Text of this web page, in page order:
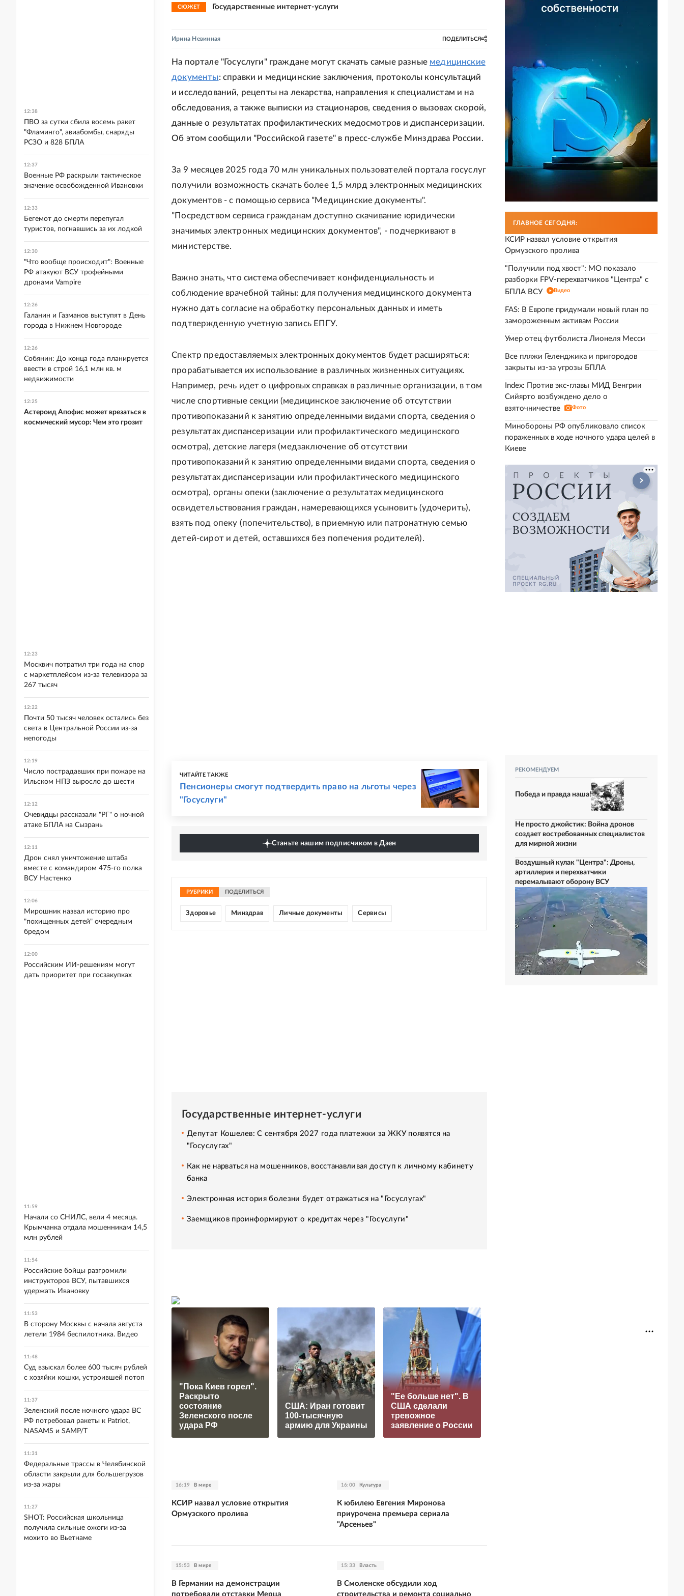
СЮЖЕТ Государственные интернет-услуги
Ирина Невинная ПОДЕЛИТЬСЯ
На портале "Госуслуги" граждане могут скачать самые разные медицинские
документы: справки и медицинские заключения, протоколы консультаций
и исследований, рецепты на лекарства, направления к специалистам и на
обследования, а также выписки из стационаров, сведения о вызовах скорой,
данные о результатах профилактических медосмотров и диспансеризации.
Об этом сообщили "Российской газете" в пресс-службе Минздрава России.
За 9 месяцев 2025 года 70 млн уникальных пользователей портала госуслуг
получили возможность скачать более 1,5 млрд электронных медицинских
документов - с помощью сервиса "Медицинские документы".
"Посредством сервиса гражданам доступно скачивание юридически
значимых электронных медицинских документов", - подчеркивают в
министерстве.
Важно знать, что система обеспечивает конфиденциальность и
соблюдение врачебной тайны: для получения медицинского документа
нужно дать согласие на обработку персональных данных и иметь
подтвержденную учетную запись ЕПГУ.
Спектр предоставляемых электронных документов будет расширяться:
прорабатывается их использование в различных жизненных ситуациях.
Например, речь идет о цифровых справках в различные организации, в том
числе спортивные секции (медицинское заключение об отсутствии
противопоказаний к занятию определенными видами спорта, сведения о
результатах диспансеризации или профилактического медицинского
осмотра), детские лагеря (медзаключение об отсутствии
противопоказаний к занятию определенными видами спорта, сведения о
результатах диспансеризации или профилактического медицинского
осмотра), органы опеки (заключение о результатах медицинского
освидетельствования граждан, намеревающихся усыновить (удочерить),
взять под опеку (попечительство), в приемную или патронатную семью
детей-сирот и детей, оставшихся без попечения родителей).
ЧИТАЙТЕ ТАКЖЕ
Пенсионеры смогут подтвердить право на льготы через
"Госуслуги"
Станьте нашим подписчиком в Дзен
РУБРИКИ ПОДЕЛИТЬСЯ
Здоровье Минздрав Личные документы Сервисы
Государственные интернет-услуги
Депутат Кошелев: С сентября 2027 года платежки за ЖКУ появятся на
"Госуслугах"
Как не нарваться на мошенников, восстанавливая доступ к личному кабинету
банка
Электронная история болезни будет отражаться на "Госуслугах"
Заемщиков проинформируют о кредитах через "Госуслуги"
"Пока Киев горел".
Раскрыто
состояние
Зеленского после
удара РФ
США: Иран готовит
100-тысячную
армию для Украины
"Ее больше нет". В
США сделали
тревожное
заявление о России
16:19 В мире
КСИР назвал условие открытия
Ормузского пролива
16:00 Культура
К юбилею Евгения Миронова
приурочена премьера сериала
"Арсеньев"
15:53 В мире
В Германии на демонстрации
потребовали отставки Мерца
15:33 Власть
В Смоленске обсудили ход
строительства и ремонта социально
ГЛАВНОЕ СЕГОДНЯ:
КСИР назвал условие открытия
Ормузского пролива
"Получили под хвост": МО показало
разборки FPV-перехватчиков "Центра" с
БПЛА ВСУ
Видео
FAS: В Европе придумали новый план по
замороженным активам России
Умер отец футболиста Лионеля Месси
Все пляжи Геленджика и пригородов
закрыты из-за угрозы БПЛА
Index: Против экс-главы МИД Венгрии
Сийярто возбуждено дело о
взяточничестве
Фото
Минобороны РФ опубликовало список
пораженных в ходе ночного удара целей в
Киеве
РЕКОМЕНДУЕМ
Победа и правда наша!
Не просто джойстик: Война дронов
создает востребованных специалистов
для мирной жизни
Воздушный кулак "Центра": Дроны,
артиллерия и перехватчики
перемалывают оборону ВСУ
12:38
ПВО за сутки сбила восемь ракет
"Фламинго", авиабомбы, снаряды
РСЗО и 828 БПЛА
12:37
Военные РФ раскрыли тактическое
значение освобожденной Ивановки
12:33
Бегемот до смерти перепугал
туристов, погнавшись за их лодкой
12:30
"Что вообще происходит": Военные
РФ атакуют ВСУ трофейными
дронами Vampire
12:26
Галанин и Газманов выступят в День
города в Нижнем Новгороде
12:26
Собянин: До конца года планируется
ввести в строй 16,1 млн кв. м
недвижимости
12:25
Астероид Апофис может врезаться в
космический мусор: Чем это грозит
12:23
Москвич потратил три года на спор
с маркетплейсом из-за телевизора за
267 тысяч
12:22
Почти 50 тысяч человек остались без
света в Центральной России из-за
непогоды
12:19
Число пострадавших при пожаре на
Ильском НПЗ выросло до шести
12:12
Очевидцы рассказали "РГ" о ночной
атаке БПЛА на Сызрань
12:11
Дрон снял уничтожение штаба
вместе с командиром 475-го полка
ВСУ Настенко
12:06
Мирошник назвал историю про
"похищенных детей" очередным
бредом
12:00
Российским ИИ-решениям могут
дать приоритет при госзакупках
11:59
Начали со СНИЛС, вели 4 месяца.
Крымчанка отдала мошенникам 14,5
млн рублей
11:54
Российские бойцы разгромили
инструкторов ВСУ, пытавшихся
удержать Ивановку
11:53
В сторону Москвы с начала августа
летели 1984 беспилотника. Видео
11:48
Суд взыскал более 600 тысяч рублей
с хозяйки кошки, устроившей потоп
11:37
Зеленский после ночного удара ВС
РФ потребовал ракеты к Patriot,
NASAMS и SAMP/T
11:31
Федеральные трассы в Челябинской
области закрыли для большегрузов
из-за жары
11:27
SHOT: Российская школьница
получила сильные ожоги из-за
мохито во Вьетнаме